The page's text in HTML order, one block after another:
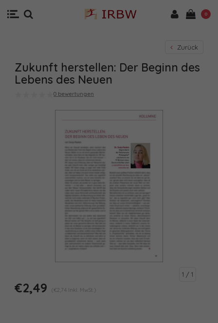
0
Zurück
Zukunft herstellen: Der Beginn des
Lebens des Neuen
0 bewertungen
1 / 1
€2,49 (€2,74 Inkl. MwSt.)